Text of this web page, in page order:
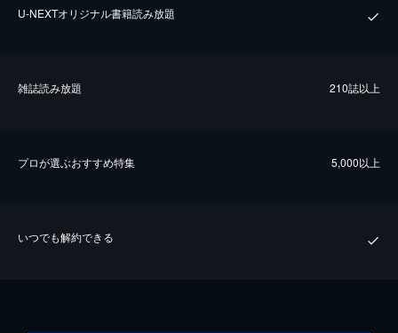
U-NEXTオリジナル書籍読み放題
雑誌読み放題 210誌以上
プロが選ぶおすすめ特集 5,000以上
いつでも解約できる